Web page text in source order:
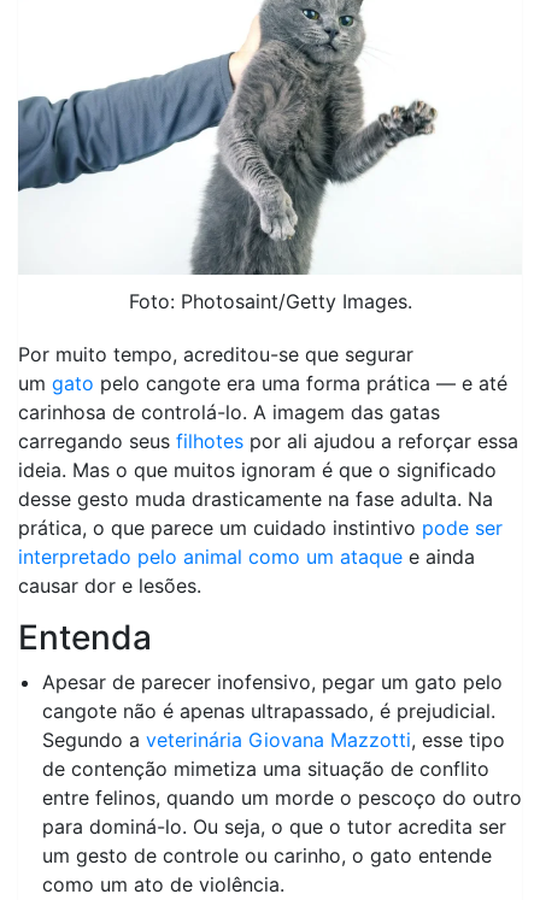
Foto: Photosaint/Getty Images.
Por muito tempo, acreditou-se que segurar
um gato pelo cangote era uma forma prática — e até
carinhosa de controlá-lo. A imagem das gatas
carregando seus filhotes por ali ajudou a reforçar essa
ideia. Mas o que muitos ignoram é que o significado
desse gesto muda drasticamente na fase adulta. Na
prática, o que parece um cuidado instintivo pode ser
interpretado pelo animal como um ataque e ainda
causar dor e lesões.
Entenda
Apesar de parecer inofensivo, pegar um gato pelo
cangote não é apenas ultrapassado, é prejudicial.
Segundo a veterinária Giovana Mazzotti, esse tipo
de contenção mimetiza uma situação de conflito
entre felinos, quando um morde o pescoço do outro
para dominá-lo. Ou seja, o que o tutor acredita ser
um gesto de controle ou carinho, o gato entende
como um ato de violência.